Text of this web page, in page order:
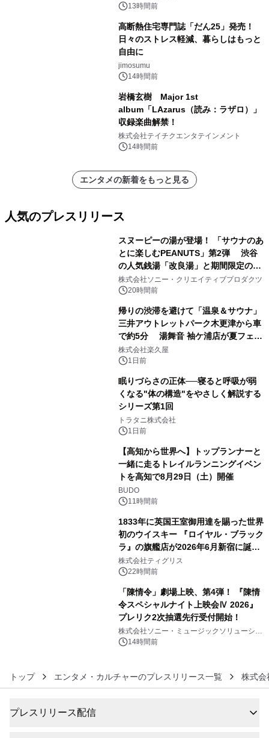
13時間前
高断熱住宅専門誌「だん25」発売！
日々のストレス軽減、暮らしはもっと
自由に
jimosumu
14時間前
岩橋玄樹 Major 1st
album「LAzarus（読み：ラザロ）」
収録楽曲解禁！
株式会社テイチクエンタテインメント
14時間前
エンタメの新着をもっと見る
人気のプレスリリース
スヌーピーの湯が登場！ 「サウナのあ
とに楽しむPEANUTS」第2弾 渋谷
の人気銭湯「改良湯」と期間限定のコ
ラボレーション サウナイキタイコラ
ボグッズも発売決定！
株式会社ソニー・クリエイティブプロダクツ
20時間前
帰りの渋滞を避けて「温泉＆サウナ」
三井アウトレットパーク木更津から車
で約5分 湯舞音 袖ケ浦店が夏フェア
メニューを提供
株式会社楽久屋
1日前
眠りづらさの正体──寝ると呼吸が弱
くなる"体の構造"をやさしく解説する
シリーズ第1回
トラタニ株式会社
1日前
【高知から世界へ】トップランナーと
一緒に走るトレイルランニングイベン
トを高知で8月29日（土）開催
BUDO
11時間前
1833年に英国王室御用達を賜った世界
初のウイスキー 『ロイヤル・ブラック
ラ』の旗艦店が2026年6月新宿に誕
生 バカルディ ジャパンと連携した
没入型バー「BAR Arca」
株式会社ティグリス
22時間前
「陳情令」劇場上映、第4弾！ 『陳情
令スペシャルナイト上映会Ⅳ 2026』
プレリク2次抽選先行受付開始！
株式会社ソニー・ミュージックソリューショ
ンズ14時間前
トップ エンタメ・カルチャーのプレスリリース一覧 株式会
プレスリリース配信